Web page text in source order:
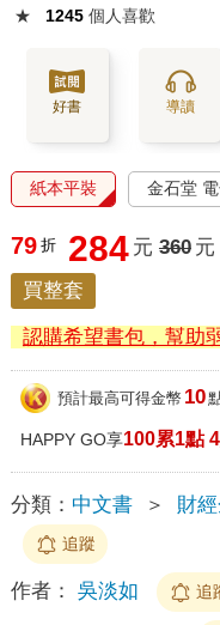
★
1245 個人喜歡
好書 導讀
紙本平裝 金石堂
79 折 284 元 360 元
買整套
認購希望書包，幫助
預計最高可得金幣 10
HAPPY GO享100累1點
分類： 中文書 ＞ 財
追蹤
作者： 吳淡如 追